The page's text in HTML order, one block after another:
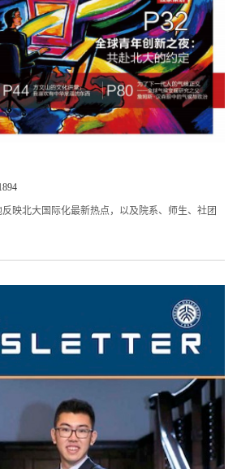
映北大国际化最新热点，以及院系、师生、社团